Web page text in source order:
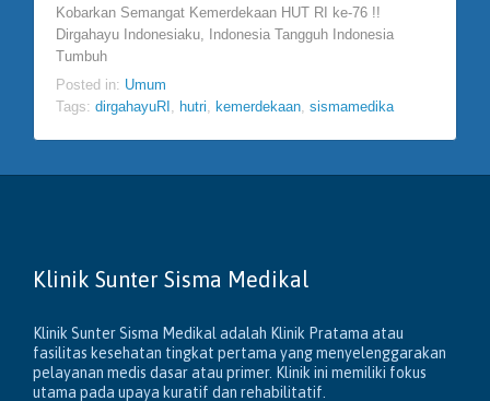
Kobarkan Semangat Kemerdekaan HUT RI ke-76 !!
Dirgahayu Indonesiaku, Indonesia Tangguh Indonesia
Tumbuh
Posted in: Umum
Tags: dirgahayuRI , hutri, kemerdekaan, sismamedika
Klinik Sunter Sisma Medikal
Klinik Sunter Sisma Medikal adalah Klinik Pratama atau
fasilitas kesehatan tingkat pertama yang menyelenggarakan
pelayanan medis dasar atau primer. Klinik ini memiliki fokus
utama pada upaya kuratif dan rehabilitatif.